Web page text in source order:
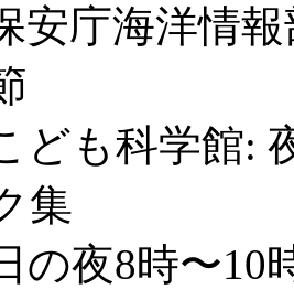
安庁海洋情
ども科学館:
集
の夜8時〜